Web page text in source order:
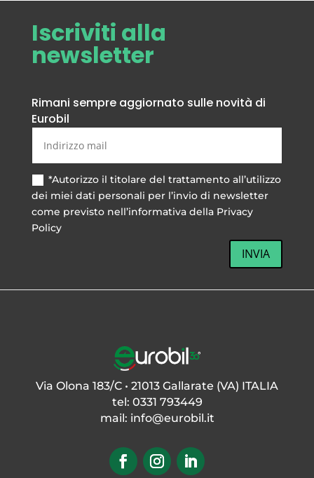
Iscriviti alla
newsletter
Rimani sempre aggiornato sulle novità di
Eurobil
*Autorizzo il titolare del trattamento all’utilizzo
dei miei dati personali per l’invio di newsletter
come previsto nell’informativa della Privacy
Policy
INVIA
Via Olona 183/C • 21013 Gallarate (VA) ITALIA
tel: 0331 793449
mail: info@eurobil.it